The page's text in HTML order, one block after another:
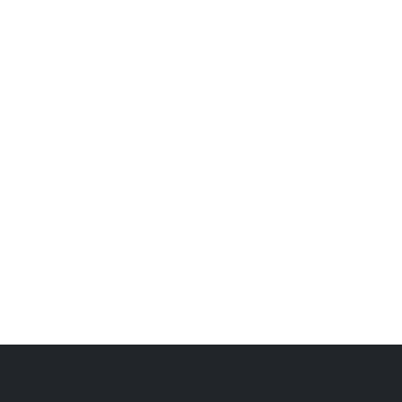
Z 30 Vlog Seti İle İçerikler Mükemmelleşiyor